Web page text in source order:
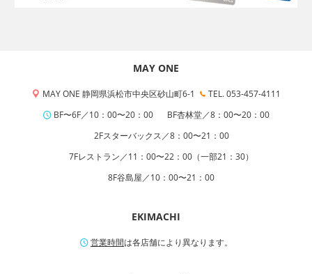
MAY ONE
MAY ONE 静岡県浜松市中央区砂山町6-1
TEL. 053-457-4111
BF〜6F／10：00〜20：00
BF杏林堂／8：00〜20：00
2Fスターバックス／8：00〜21：00
7Fレストラン／11：00〜22：00（一部21：30）
8F谷島屋／10：00〜21：00
EKIMACHI
営業時間は各店舗により異なります。